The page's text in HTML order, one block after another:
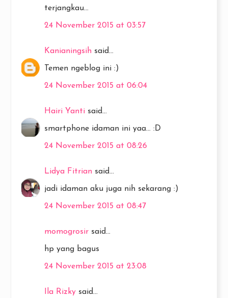
terjangkau...
24 November 2015 at 03:57
Kanianingsih said...
Temen ngeblog ini :)
24 November 2015 at 06:04
Hairi Yanti said...
smartphone idaman ini yaa... :D
24 November 2015 at 08:26
Lidya Fitrian said...
jadi idaman aku juga nih sekarang :)
24 November 2015 at 08:47
momogrosir said...
hp yang bagus
24 November 2015 at 23:08
Ila Rizky said...